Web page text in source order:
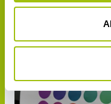
Lesen Sie mehr...